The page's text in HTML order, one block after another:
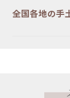
全国各地の手